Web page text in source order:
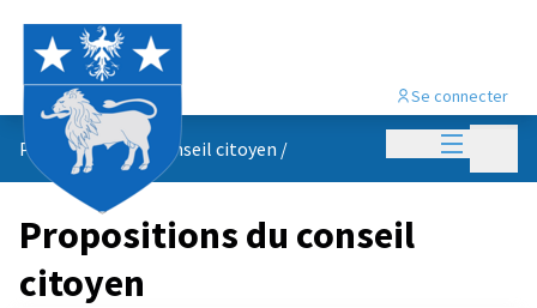
Menu
Se connecter
Propositions du conseil citoyen /
Propositions du conseil
citoyen